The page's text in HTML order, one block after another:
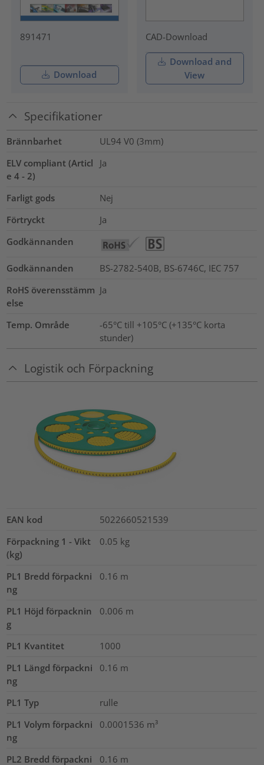
891471
Download
CAD-Download
Download and
View
Specifikationer
Brännbarhet
UL94 V0 (3mm)
ELV compliant (Articl
e 4 - 2)
Ja
Farligt gods
Nej
Förtryckt
Ja
Godkännanden
Godkännanden
BS-2782-540B, BS-6746C, IEC 757
RoHS överensstämm
else
Ja
Temp. Område
-65°C till +105°C (+135°C korta
stunder)
Logistik och Förpackning
EAN kod
5022660521539
Förpackning 1 - Vikt
(kg)
0.05 kg
PL1 Bredd förpackni
ng
0.16 m
PL1 Höjd förpacknin
g
0.006 m
PL1 Kvantitet
1000
PL1 Längd förpackni
ng
0.16 m
PL1 Typ
rulle
PL1 Volym förpackni
ng
0.0001536 m³
PL2 Bredd förpackni 0.16 m